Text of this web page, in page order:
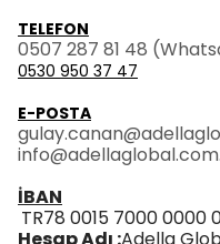
TELEFON
0507 287 81 48
0530 950 37 47
E-POSTA
İBAN
TR78 0015 7000 0000